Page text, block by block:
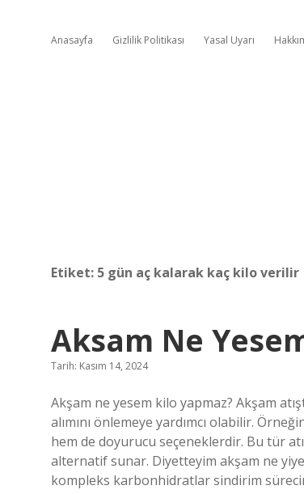
Anasayfa Gizlilik Politikası Yasal Uyarı
Etiket: 5 gün aç kalarak kaç kilo verilir
Aksam Ne
Tarih: Kasım 14, 2024
Akşam ne yesem kilo yapmaz? Akşam
alımını önlemeye yardımcı olabilir.
hem de doyurucu seçeneklerdir. Bu tür
alternatif sunar. Diyetteyim akşam ne
kompleks karbonhidratlar sindirim